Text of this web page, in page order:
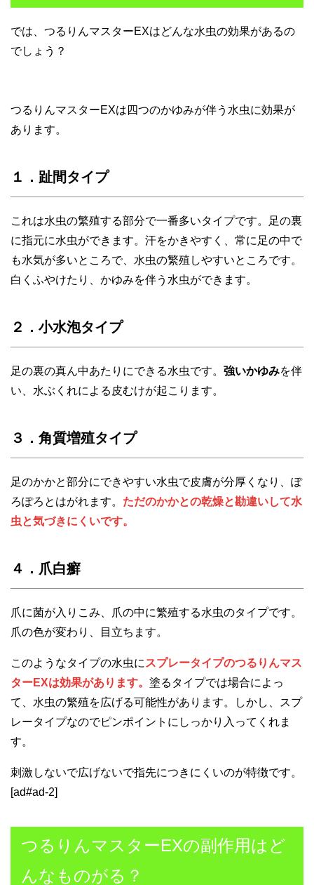
では、つるりんマスターEXはどんな水虫の効果があるの
でしょう？
つるりんマスターEXは四つのかゆみが伴う水虫に効果が
あります。
１．趾間タイプ
これは水虫の繁殖する部分で一番多いタイプです。足の裏
に指元に水虫ができます。汗をかきやすく、常に足の中で
も水気が多いところで、水虫の繁殖しやすいところです。
白くふやけたり、かゆみを伴う水虫ができます。
２．小水泡タイプ
足の裏の真ん中あたりにできる水虫です。 強いかゆみを伴
い、水ぶくれによる皮むけが起こります。
３．角質増殖タイプ
足のかかと部分にできやすい水虫で皮膚が分厚くなり、ぽ
ろぽろとはがれます。 ただのかかとの乾燥と勘違いして水
虫と気づきにくいです。
４．爪白癬
爪に菌が入りこみ、爪の中に繁殖する水虫のタイプです。
爪の色が変わり、目立ちます。
このようなタイプの水虫に スプレータイプのつるりんマス
ターEXは効果があります。 塗るタイプでは場合によっ
て、水虫の繁殖を広げる可能性があります。しかし、スプ
レータイプなのでピンポイントにしっかり入ってくれま
す。
刺激しないで広げないで指先につきにくいのが特徴です。
[ad#ad-2]
つるりんマスターEXの副作用はど
んなものがる？